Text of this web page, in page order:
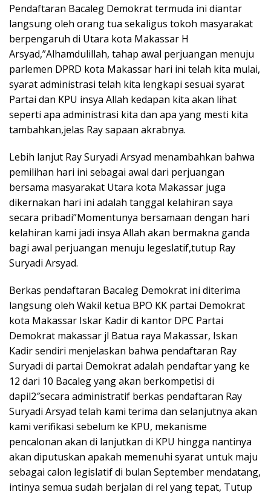
Pendaftaran Bacaleg Demokrat termuda ini diantar
langsung oleh orang tua sekaligus tokoh masyarakat
berpengaruh di Utara kota Makassar H
Arsyad,”Alhamdulillah, tahap awal perjuangan menuju
parlemen DPRD kota Makassar hari ini telah kita mulai,
syarat administrasi telah kita lengkapi sesuai syarat
Partai dan KPU insya Allah kedapan kita akan lihat
seperti apa administrasi kita dan apa yang mesti kita
tambahkan,jelas Ray sapaan akrabnya.
Lebih lanjut Ray Suryadi Arsyad menambahkan bahwa
pemilihan hari ini sebagai awal dari perjuangan
bersama masyarakat Utara kota Makassar juga
dikernakan hari ini adalah tanggal kelahiran saya
secara pribadi”Momentunya bersamaan dengan hari
kelahiran kami jadi insya Allah akan bermakna ganda
bagi awal perjuangan menuju legeslatif,tutup Ray
Suryadi Arsyad.
Berkas pendaftaran Bacaleg Demokrat ini diterima
langsung oleh Wakil ketua BPO KK partai Demokrat
kota Makassar Iskar Kadir di kantor DPC Partai
Demokrat makassar jl Batua raya Makassar, Iskan
Kadir sendiri menjelaskan bahwa pendaftaran Ray
Suryadi di partai Demokrat adalah pendaftar yang ke
12 dari 10 Bacaleg yang akan berkompetisi di
dapil2″secara administratif berkas pendaftaran Ray
Suryadi Arsyad telah kami terima dan selanjutnya akan
kami verifikasi sebelum ke KPU, mekanisme
pencalonan akan di lanjutkan di KPU hingga nantinya
akan diputuskan apakah memenuhi syarat untuk maju
sebagai calon legislatif di bulan September mendatang,
intinya semua sudah berjalan di rel yang tepat, Tutup